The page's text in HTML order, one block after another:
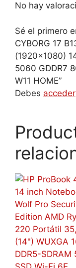
No hay
Sé el primero
CYBORG 17
(1920×1080)
5060 GDDR7
W11 HOME”
Debes acceder